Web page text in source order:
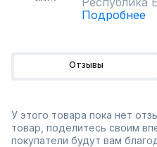
Подробнее
Отзывы
У этого товара пока нет
товар, поделитесь своим
покупатели будут вам